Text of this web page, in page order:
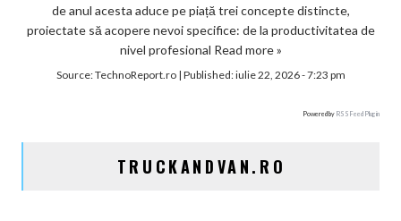
de anul acesta aduce pe piață trei concepte distincte,
proiectate să acopere nevoi specifice: de la productivitatea de
nivel profesional Read more »
Source:TechnoReport.ro| Published:iulie 22, 2026 - 7:23 pm
Powered by RSS Feed Plugin
TRUCKANDVAN.RO